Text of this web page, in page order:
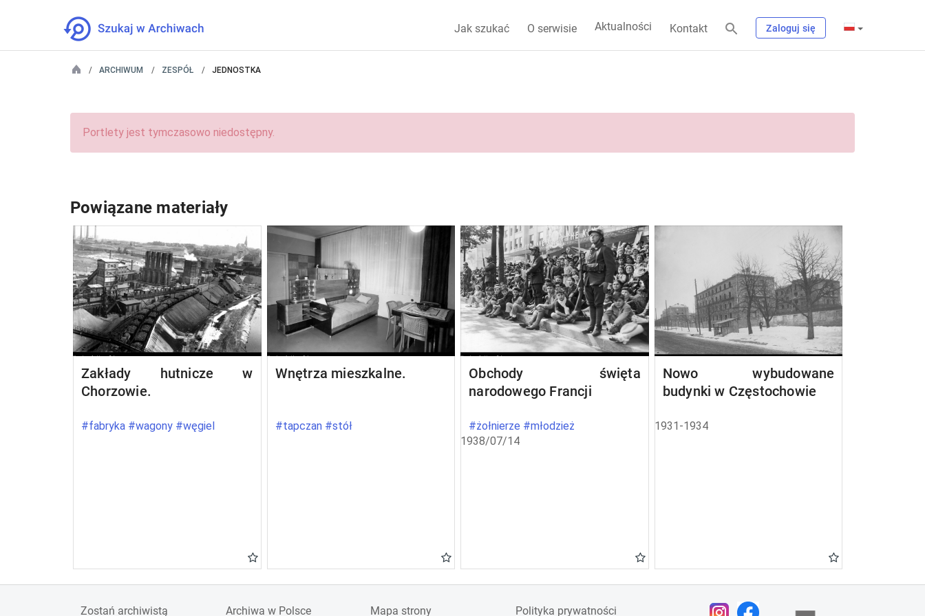
Jak szukać O serwisie Aktualności Kontakt Zaloguj się
ARCHIWUM ZESPÓŁ JEDNOSTKA
Portlety jest tymczasowo niedostępny.
Powiązane materiały
Zakłady hutnicze w
Chorzowie.
#fabryka #wagony #węgiel
Wnętrza mieszkalne.
#tapczan #stół
Obchody święta
narodowego Francji
#żołnierze #młodzież
1938/07/14
Nowo wybudowane
budynki w Częstochowie
1931-1934
Zostań archiwistą Archiwa w Polsce Mapa strony Polityka prywatności